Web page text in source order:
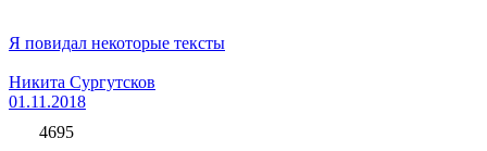
Я повидал некоторые тексты
Никита Сургутсков
01.11.2018
4695